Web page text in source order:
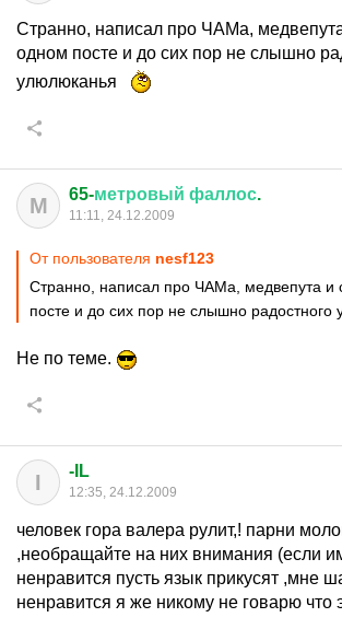
Странно, написал про ЧАМа,
одном посте и до сих пор не слышно
улюлюканья
М 65-метровый фаллос.
11:11, 24.12.2009
От пользователя nesf123
Странно, написал про ЧАМа, медвепута и
посте и до сих пор не слышно радостного
Не по теме.
I -IL
12:35, 24.12.2009
человек гора валера рулит,! парни
,необращайте на них внимания (если
ненравится пусть язык прикусят ,мне
ненравится я же никому не говарю что